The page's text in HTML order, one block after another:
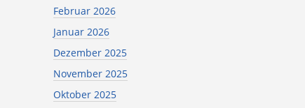
Februar 2026
Januar 2026
Dezember 2025
November 2025
Oktober 2025